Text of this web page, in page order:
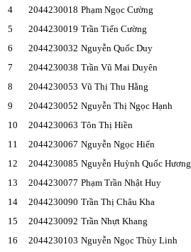
4
2044230018 Phạm Ngọc Cường
5
2044230019 Trần Tiến Cường
6
2044230032 Nguyễn Quốc Duy
7
2044230038 Trần Vũ Mai Duyên
8
2044230053 Vũ Thị Thu Hằng
9
2044230052 Nguyễn Thị Ngọc Hạnh
10
2044230063 Tôn Thị Hiền
11
2044230067 Nguyễn Ngọc Hiển
12
2044230085 Nguyễn Huỳnh Quốc Hương
13
2044230077 Phạm Trần Nhật Huy
14
2044230090 Trần Thị Châu Kha
15
2044230092 Trần Nhựt Khang
16
2044230103 Nguyễn Ngọc Thùy Linh